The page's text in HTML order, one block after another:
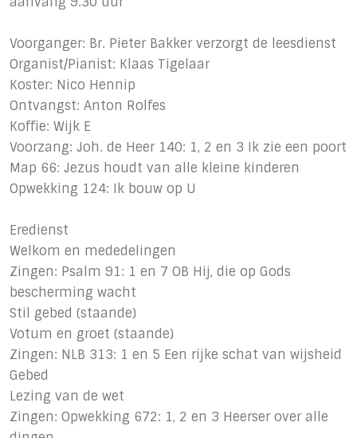
Voorganger: Br. Pieter Bakker verzorgt de leesdienst
Organist/Pianist: Klaas Tigelaar
Koster: Nico Hennip
Ontvangst: Anton Rolfes
Koffie: Wijk E
Voorzang: Joh. de Heer 140: 1, 2 en 3 Ik zie een poort
Map 66: Jezus houdt van alle kleine kinderen
Opwekking 124: Ik bouw op U
Eredienst
Welkom en mededelingen
Zingen: Psalm 91: 1 en 7 OB Hij, die op Gods
bescherming wacht
Stil gebed (staande)
Votum en groet (staande)
Zingen: NLB 313: 1 en 5 Een rijke schat van wijsheid
Gebed
Lezing van de wet
Zingen: Opwekking 672: 1, 2 en 3 Heerser over alle